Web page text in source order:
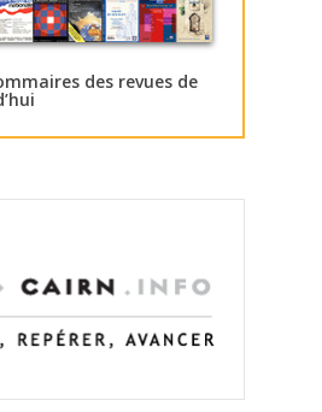
des revues de